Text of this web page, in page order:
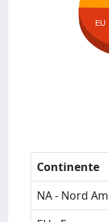
EU
Continente
NA - Nord